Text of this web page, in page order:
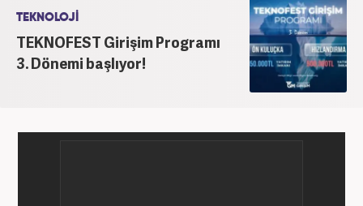
TEKNOLOJİ
TEKNOFEST Girişim Programı
3. Dönemi başlıyor!